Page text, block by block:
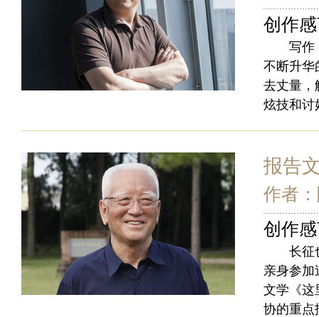
创作
写作《
不断升华
去丈量，
炫技和讨
报告
作者
创作
长征也
亲身参加
文学《这
协的重